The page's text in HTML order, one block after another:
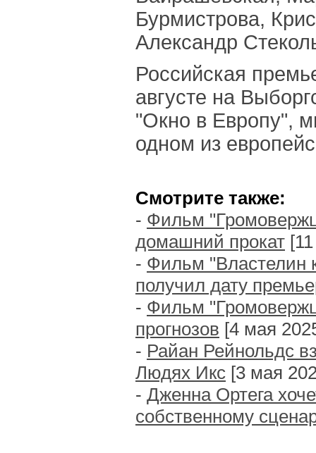
Бурмистрова,
Александр
Российская
августе на
"Окно в Европу",
одном из
Смотрите также:
- Фильм
домашний прокат
- Фильм "Властелин
получил дату
- Фильм
прогнозов [4 мая
- Райан Рейнольдс
Людях Икс [3 мая
- Дженна Ортега
собственному